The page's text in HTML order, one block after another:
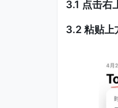
3.1 点击右
3.2 粘贴上